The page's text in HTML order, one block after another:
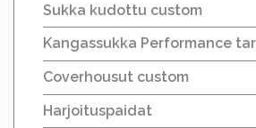
Sukka kudottu custom
Kangassukka Performance
Coverhousut custom
Harjoituspaidat